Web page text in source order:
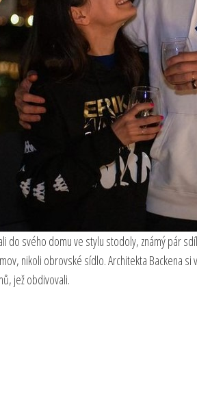
do svého domu ve stylu stodoly, známý pár
nikoli obrovské sídlo. Architekta Backena
jež obdivovali.